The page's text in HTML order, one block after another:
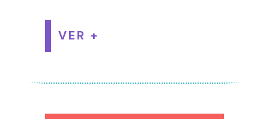
VER +